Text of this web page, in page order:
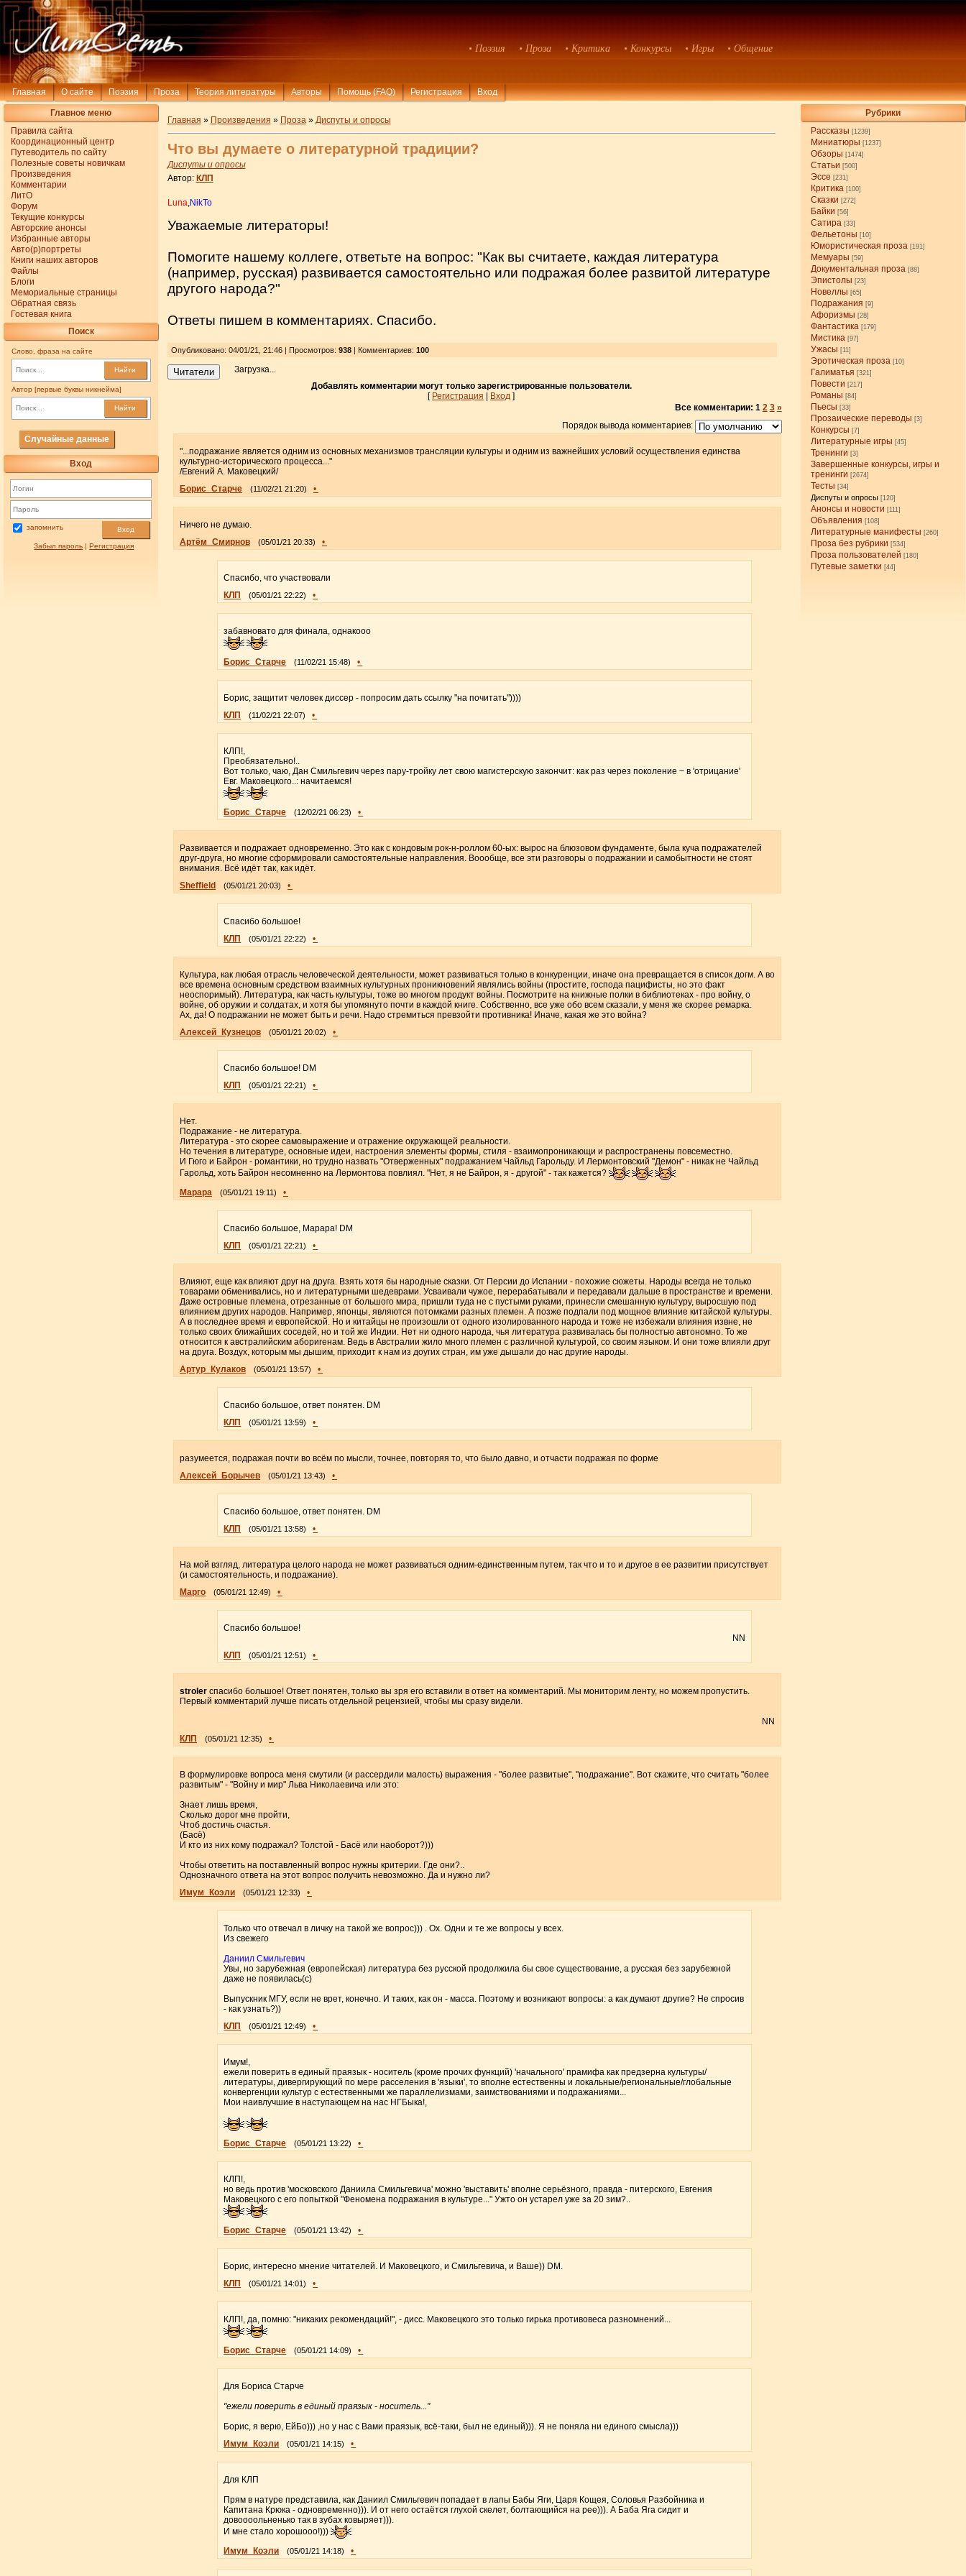
• Поэзия • Проза • Критика • Конкурсы • Игры • Общение
Главная О сайте Поэзия Проза Теория литературы Авторы Помощь (FAQ) Регистрация Вход
Главное меню
Правила сайта
Координационный центр
Путеводитель по сайту
Полезные советы новичкам
Произведения
Комментарии
ЛитО
Форум
Текущие конкурсы
Авторские анонсы
Избранные авторы
Авто(р)портреты
Книги наших авторов
Файлы
Блоги
Мемориальные страницы
Обратная связь
Гостевая книга
Поиск
Слово, фраза на сайте
Найти
Автор [первые буквы никнейма]
Найти
Случайные данные
Вход
запомнить Вход
Забыл пароль |Регистрация
Рубрики
Рассказы [1239]
Миниатюры [1237]
Обзоры [1474]
Статьи [500]
Эссе [231]
Критика [100]
Сказки [272]
Байки [56]
Сатира [33]
Фельетоны [10]
Юмористическая проза [191]
Мемуары [59]
Документальная проза [88]
Эпистолы [23]
Новеллы [65]
Подражания [9]
Афоризмы [28]
Фантастика [179]
Мистика [97]
Ужасы [11]
Эротическая проза [10]
Галиматья [321]
Повести [217]
Романы [84]
Пьесы [33]
Прозаические переводы [3]
Конкурсы [7]
Литературные игры [45]
Тренинги [3]
Завершенные конкурсы, игры и
тренинги [2674]
Тесты [34]
Диспуты и опросы [120]
Анонсы и новости [111]
Объявления [108]
Литературные манифесты [260]
Проза без рубрики [534]
Проза пользователей [180]
Путевые заметки [44]
Главная » Произведения » Проза » Диспуты и опросы
Что вы думаете о литературной традиции?
Диспуты и опросы
Автор: КЛП
Luna NikTo
Уважаемые литераторы!
Помогите нашему коллеге, ответьте на вопрос: "Как вы считаете, каждая литература
(например, русская) развивается самостоятельно или подражая более развитой литературе
другого народа?"
Ответы пишем в комментариях. Спасибо.
Опубликовано: 04/01/21, 21:46 | Просмотров: 938| Комментариев: 100
Читатели
Загрузка...
Добавлять комментарии могут только зарегистрированные пользователи.
[ Регистрация | Вход ]
Все комментарии: 1 2 3 »
Порядок вывода комментариев:
"...подражание является одним из основных механизмов трансляции культуры и одним из важнейших условий осуществления единства
культурно-исторического процесса..."
/Евгений А. Маковецкий/
Борис_Старче
(11/02/21 21:20) •
Ничего не думаю.
Артём_Смирнов
(05/01/21 20:33) •
Спасибо, что участвовали
КЛП
(05/01/21 22:22) •
забавновато для финала, однакооо
Борис_Старче (11/02/21 15:48) •
Борис, защитит человек диссер - попросим дать ссылку "на почитать"))))
КЛП
(11/02/21 22:07) •
КЛП!,
Преобязательно!..
Вот только, чаю, Дан Смильгевич через пару-тройку лет свою магистерскую закончит: как раз через поколение ~ в 'отрицание'
Евг. Маковецкого..: начитаемся!
Борис_Старче (12/02/21 06:23) •
Развивается и подражает одновременно. Это как с кондовым рок-н-роллом 60-ых: вырос на блюзовом фундаменте, была куча подражателей
друг-друга, но многие сформировали самостоятельные направления. Воообще, все эти разговоры о подражании и самобытности не стоят
внимания. Всё идёт так, как идёт.
Sheffield
(05/01/21 20:03) •
Спасибо большое!
КЛП
(05/01/21 22:22) •
Культура, как любая отрасль человеческой деятельности, может развиваться только в конкуренции, иначе она превращается в список догм. А во
все времена основным средством взаимных культурных проникновений являлись войны (простите, господа пацифисты, но это факт
неоспоримый). Литература, как часть культуры, тоже во многом продукт войны. Посмотрите на книжные полки в библиотеках - про войну, о
войне, об оружии и солдатах, и хотя бы упомянуто почти в каждой книге. Собственно, все уже обо всем сказали, у меня же скорее ремарка.
Ах, да! О подражании не может быть и речи. Надо стремиться превзойти противника! Иначе, какая же это война?
Алексей_Кузнецов
(05/01/21 20:02) •
Спасибо большое! DM
КЛП
(05/01/21 22:21) •
Нет.
Подражание - не литература.
Литература - это скорее самовыражение и отражение окружающей реальности.
Но течения в литературе, основные идеи, настроения элементы формы, стиля - взаимопроникающи и распространены повсеместно.
И Гюго и Байрон - романтики, но трудно назвать "Отверженных" подражанием Чайльд Гарольду. И Лермонтовский "Демон" - никак не Чайльд
Гарольд, хоть Байрон несомненно на Лермонтова повлиял. "Нет, я не Байрон, я - другой" - так кажется?
Марара
(05/01/21 19:11) •
Спасибо большое, Марара! DM
КЛП
(05/01/21 22:21) •
Влияют, еще как влияют друг на друга. Взять хотя бы народные сказки. От Персии до Испании - похожие сюжеты. Народы всегда не только
товарами обменивались, но и литературными шедеврами. Усваивали чужое, перерабатывали и передавали дальше в пространстве и времени.
Даже островные племена, отрезанные от большого мира, пришли туда не с пустыми руками, принесли смешанную культуру, выросшую под
влиянием других народов. Например, японцы, являются потомками разных племен. А позже подпали под мощное влияние китайской культуры.
А в последнее время и европейской. Но и китайцы не произошли от одного изолированного народа и тоже не избежали влияния извне, не
только своих ближайших соседей, но и той же Индии. Нет ни одного народа, чья литература развивалась бы полностью автономно. То же
относится к австралийским аборигенам. Ведь в Австралии жило много племен с различной культурой, со своим языком. И они тоже влияли друг
на друга. Воздух, которым мы дышим, приходит к нам из доугих стран, им уже дышали до нас другие народы.
Артур_Кулаков
(05/01/21 13:57) •
Спасибо большое, ответ понятен. DM
КЛП
(05/01/21 13:59) •
разумеется, подражая почти во всём по мысли, точнее, повторяя то, что было давно, и отчасти подражая по форме
Алексей_Борычев
(05/01/21 13:43) •
Спасибо большое, ответ понятен. DM
КЛП
(05/01/21 13:58) •
На мой взгляд, литература целого народа не может развиваться одним-единственным путем, так что и то и другое в ее развитии присутствует
(и самостоятельность, и подражание).
Марго
(05/01/21 12:49) •
Спасибо большое!
NN
КЛП
(05/01/21 12:51) •
strolerспасибо большое! Ответ понятен, только вы зря его вставили в ответ на комментарий. Мы мониторим ленту, но можем пропустить.
Первый комментарий лучше писать отдельной рецензией, чтобы мы сразу видели.
NN
КЛП
(05/01/21 12:35) •
В формулировке вопроса меня смутили (и рассердили малость) выражения - "более развитые", "подражание". Вот скажите, что считать "более
развитым" - "Войну и мир" Льва Николаевича или это:
Знает лишь время,
Сколько дорог мне пройти,
Чтоб достичь счастья.
(Басё)
И кто из них кому подражал? Толстой - Басё или наоборот?)))
Чтобы ответить на поставленный вопрос нужны критерии. Где они?..
Однозначного ответа на этот вопрос получить невозможно. Да и нужно ли?
Имум_Коэли
(05/01/21 12:33) •
Только что отвечал в личку на такой же вопрос))) . Ох. Одни и те же вопросы у всех.
Из свежего
Даниил Смильгевич
Увы, но зарубежная (европейская) литература без русской продолжила бы свое существование, а русская без зарубежной
даже не появилась(с)
Выпускник МГУ, если не врет, конечно. И таких, как он - масса. Поэтому и возникают вопросы: а как думают другие? Не спросив
- как узнать?))
КЛП
(05/01/21 12:49) •
Имум!,
ежели поверить в единый праязык - носитель (кроме прочих функций) 'начального' прамифа как предзерна культуры/
литературы, дивергирующий по мере расселения в 'языки', то вполне естественны и локальные/региональные/глобальные
конвергенции культур с естественными же параллелизмами, заимствованиями и подражаниями...
Мои наивлучшие в наступающем на нас НГБыка!,
Борис_Старче (05/01/21 13:22) •
КЛП!,
но ведь против 'московского Даниила Смильгевича' можно 'выставить' вполне серьёзного, правда - питерского, Евгения
Маковецкого с его попыткой "Феномена подражания в культуре..." Ужто он устарел уже за 20 зим?..
Борис_Старче (05/01/21 13:42) •
Борис, интересно мнение читателей. И Маковецкого, и Смильгевича, и Ваше)) DM.
КЛП
(05/01/21 14:01) •
КЛП!, да, помню: "никаких рекомендаций!", - дисс. Маковецкого это только гирька противовеса разномнений...
Борис_Старче (05/01/21 14:09) •
Для Бориса Старче
"ежели поверить в единый праязык - носитель..."
Борис, я верю, ЕйБо))) ,но у нас с Вами праязык, всё-таки, был не единый))). Я не поняла ни единого смысла)))
Имум_Коэли
(05/01/21 14:15) •
Для КЛП
Прям в натуре представила, как Даниил Смильгевич попадает в лапы Бабы Яги, Царя Кощея, Соловья Разбойника и
Капитана Крюка - одновременно))). И от него остаётся глухой скелет, болтающийся на рее))). А Баба Яга сидит и
довоооольненько так в зубах ковыряет))).
И мне стало хорошооо!)))
Имум_Коэли
(05/01/21 14:18) •